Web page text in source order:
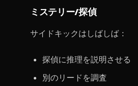
ミステリー/探偵
サイドキックはしばしば：
探偵に推理を説明させる
別のリードを調査